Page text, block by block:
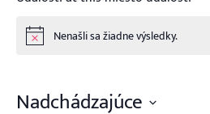
NoticeNenašli sa žiadne výsledky.
Nadchádzajúce